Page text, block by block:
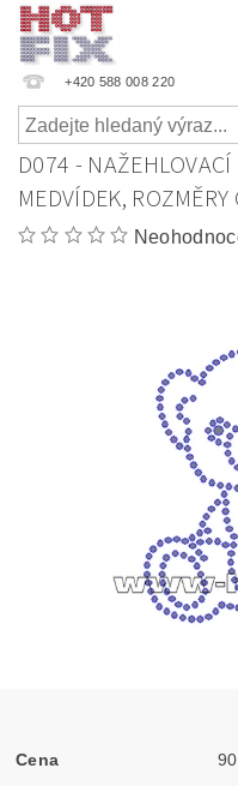
+420 588 008 220
D074 -
MEDVÍDEK,
Cena